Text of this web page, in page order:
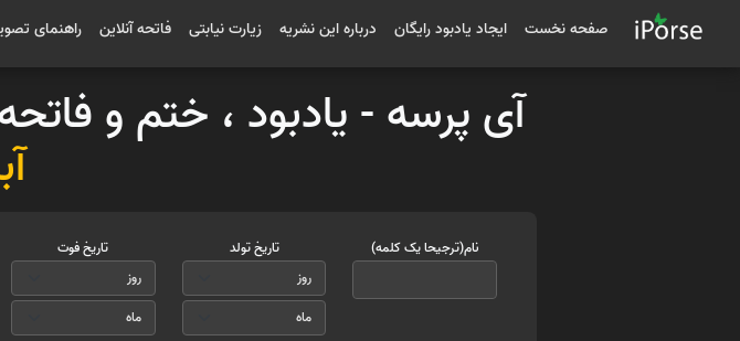
صفحه نخست ایجاد یادبود رایگان درباره این نشریه زیارت نیابتی فاتحه آنلاین راهنمای
آی پرسه - یادبود ، ختم و
نام(ترجیحا یک کلمه) تاریخ تولد تاریخ فوت